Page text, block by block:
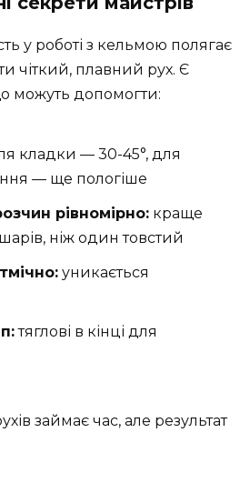
у роботі з кельмою полягає
чіткий, плавний рух. Є
можуть допомогти:
кладки — 30-45°, для
— ще пологіше
рівномірно: краще
ніж один товстий
уникається
тяглові в кінці для
займає час, але результат